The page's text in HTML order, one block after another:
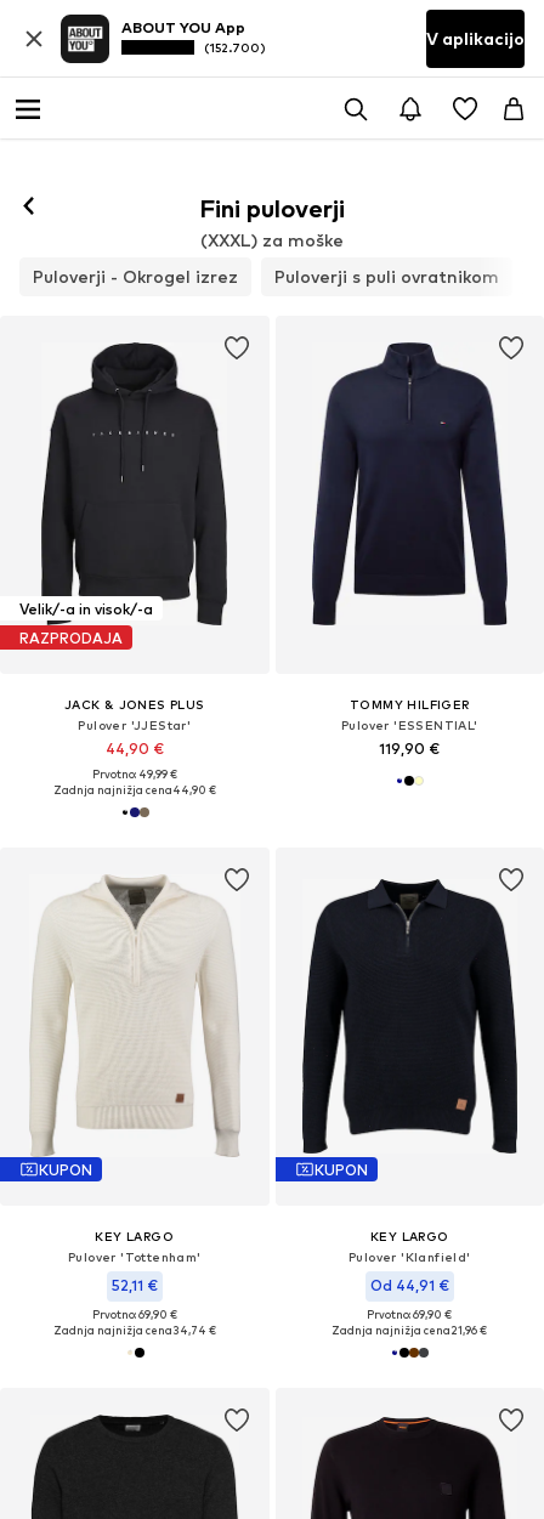
ABOUT YOU App
(152.700) V aplikacijo
Fini puloverji
(XXXL) za moške
Puloverji - Okrogel izrez
Puloverji s puli ovratnikom
Velik/-a in visok/-a
RAZPRODAJA
JACK & JONES PLUS
Pulover 'JJEStar'
44,90 €
Prvotno: 49,99 €
Zadnja najnižja cena44,90 €
TOMMY HILFIGER
Pulover 'ESSENTIAL'
119,90 €
KUPON
KEY LARGO
Pulover 'Tottenham'
52,11 €
Prvotno: 69,90 €
Zadnja najnižja cena34,74 €
KUPON
KEY LARGO
Pulover 'Klanfield'
Od 44,91 €
Prvotno: 69,90 €
Zadnja najnižja cena21,96 €